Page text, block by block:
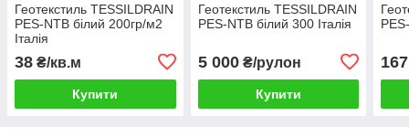
Геотекстиль TESSILDRAIN
PES-NTB білий 200гр/м2
Італія
38 ₴/кв.м
Купити
Геотекстиль TESSILDRAIN
PES-NTB білий 300 Італія
5 000₴/рулон
Купити
167